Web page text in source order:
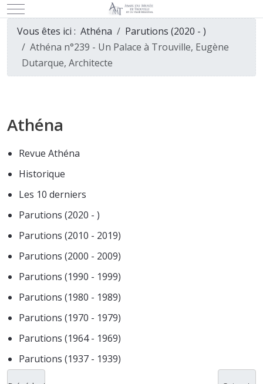
Mobile Menu Toggle
Vous êtes ici : Athéna
Parutions (2020 - )
Athéna n°239 - Un Palace à Trouville, Eugène
Dutarque, Architecte
Athéna
Revue Athéna
Historique
Les 10 derniers
Parutions (2020 - )
Parutions (2010 - 2019)
Parutions (2000 - 2009)
Parutions (1990 - 1999)
Parutions (1980 - 1989)
Parutions (1970 - 1979)
Parutions (1964 - 1969)
Parutions (1937 - 1939)